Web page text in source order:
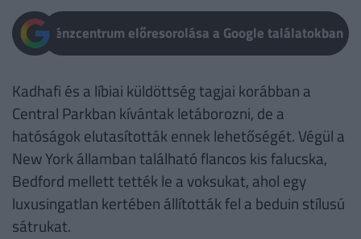
Pénzcentrum előresorolása a Google találatokban
Kadhafi és a líbiai küldöttség tagjai korábban a
Central Parkban kívántak letáborozni, de a
hatóságok elutasították ennek lehetőségét. Végül a
New York államban található flancos kis falucska,
Bedford mellett tették le a voksukat, ahol egy
luxusingatlan kertében állították fel a beduin stílusú
sátrukat.